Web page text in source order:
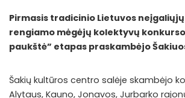
Pirmasis tradicinio Lietuvos
rengiamo mėgėjų kolektyvų
paukštė” etapas praskambėjo
Šakių kultūros centro salėje skambėjo
Alytaus, Kauno, Jonavos, Jurbarko